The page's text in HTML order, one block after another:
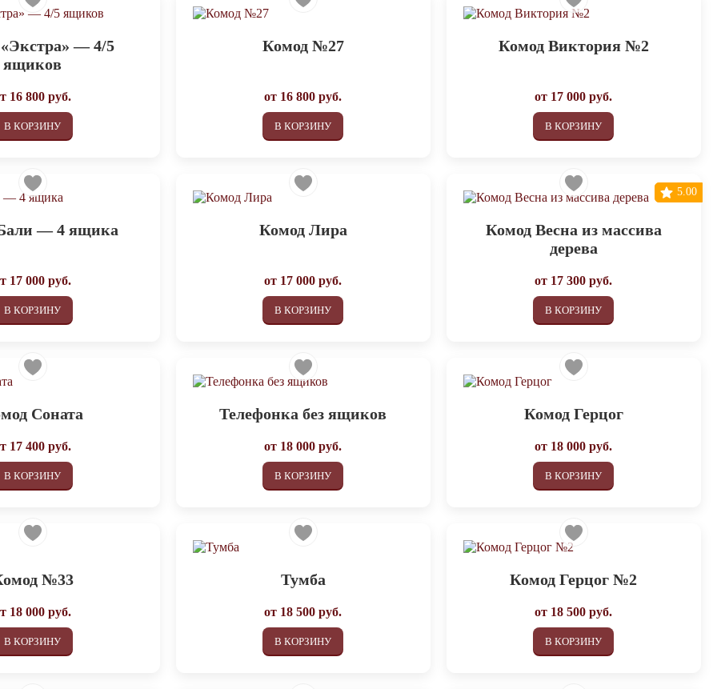
— 4/5
ящиков
16 800 руб.
В КОРЗИНУ
Комод №27
от 16 800 руб.
В КОРЗИНУ
Комод Виктория №2
от 17 000 руб.
В КОРЗИНУ
— 4 ящика
17 000 руб.
В КОРЗИНУ
Комод Лира
от 17 000 руб.
В КОРЗИНУ
Комод Весна из массива
дерева
от 17 300 руб.
В КОРЗИНУ
5.00
Соната
17 400 руб.
В КОРЗИНУ
Телефонка без ящиков
от 18 000 руб.
В КОРЗИНУ
Комод Герцог
от 18 000 руб.
В КОРЗИНУ
№33
18 000 руб.
В КОРЗИНУ
Тумба
от 18 500 руб.
В КОРЗИНУ
Комод Герцог №2
от 18 500 руб.
В КОРЗИНУ